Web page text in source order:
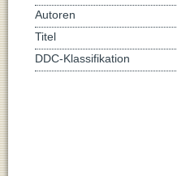
Autoren
Titel
DDC-Klassifikation